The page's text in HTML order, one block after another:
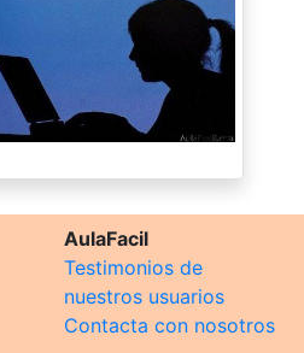
AulaFacil
Testimonios de
nuestros usuarios
Contacta con nosotros